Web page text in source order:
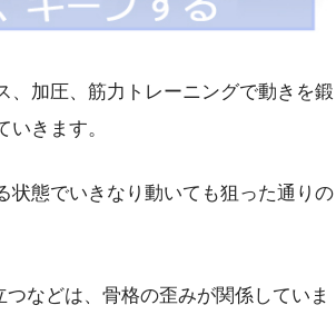
、加圧、筋力トレーニングで動きを鍛
きます。
状態でいきなり動いても狙った通りの
などは、骨格の歪みが関係していま